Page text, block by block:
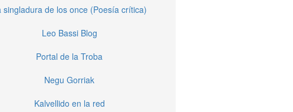
singladura de los once (Poesía crítica)
Leo Bassi Blog
Portal de la Troba
Negu Gorriak
Kalvellido en la red